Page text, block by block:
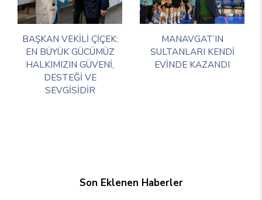
BAŞKAN VEKİLİ ÇİÇEK:
EN BÜYÜK GÜCÜMÜZ
HALKIMIZIN GÜVENİ,
DESTEĞİ VE
SEVGİSİDİR
MANAVGAT’IN
SULTANLARI KENDİ
EVİNDE KAZANDI
Son Eklenen Haberler